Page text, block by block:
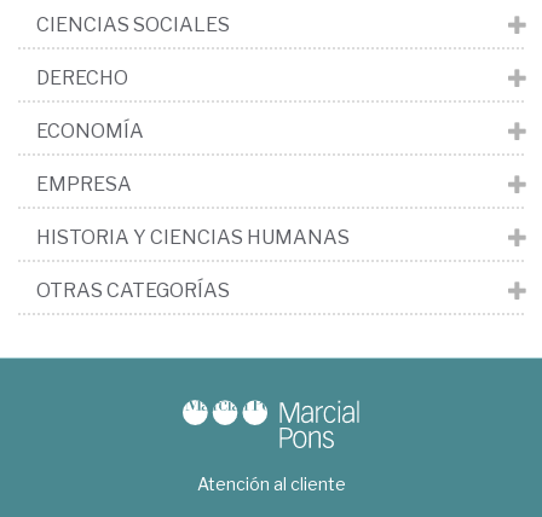
CIENCIAS SOCIALES
DERECHO
ECONOMÍA
EMPRESA
HISTORIA Y CIENCIAS HUMANAS
OTRAS CATEGORÍAS
Atención al cliente